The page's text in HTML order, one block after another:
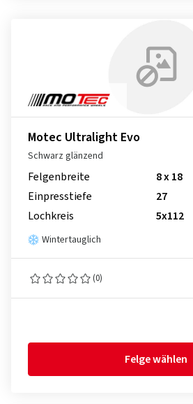
Motec Ultralight Evo
Schwarz glänzend
Felgenbreite
8 x 18
Einpresstiefe
27
Lochkreis
5x112
Wintertauglich
(0)
Felge wählen